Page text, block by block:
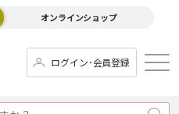
オンラインショップ
ログイン･会員登録